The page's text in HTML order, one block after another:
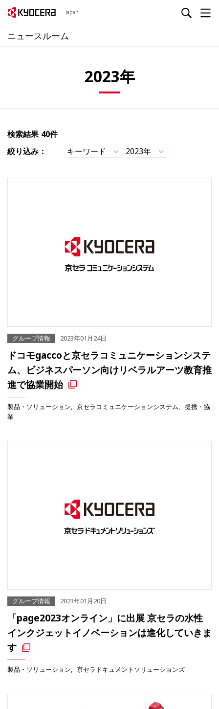
Japan
ニュースルーム
2023年
検索結果 40件
絞り込み：
キーワード 2023年
グループ情報 2023年01月24日
ドコモgaccoと京セラコミュニケーションシステ
ム、ビジネスパーソン向けリベラルアーツ教育推
進で協業開始
製品・ソリューション 京セラコミュニケーションシステム
提携・協
業
グループ情報 2023年01月20日
「page2023オンライン」に出展 京セラの水性
インクジェットイノベーションは進化していきま
す
製品・ソリューション 京セラドキュメントソリューションズ